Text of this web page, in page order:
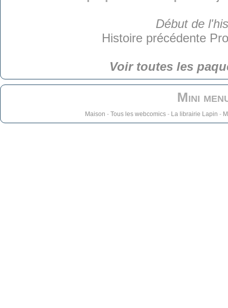
Début de
Histoire précédente
Voir toutes les
Mini
Maison - Tous les webcomics- La librairie Lapin -